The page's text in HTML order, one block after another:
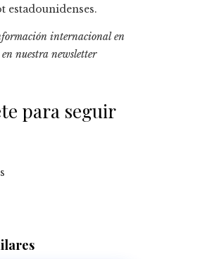
estadounidenses.
internacional en
nuestra newsletter
para seguir